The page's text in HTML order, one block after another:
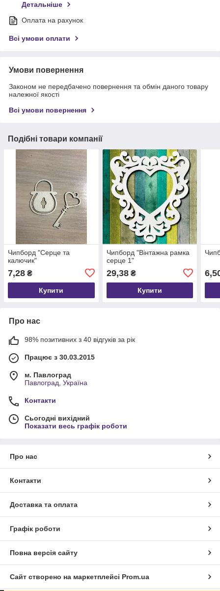
Детальніше
Оплата на рахунок
Всі умови оплати
Умови повернення
Законом не передбачено повернення та обмін даного товару
належної якості
Всі умови повернення
Подібні товари компанії
Чипборд "Серце та
калючик"
7,28 ₴
Купити
Чипборд "Вінтажна рамка
серце 1"
29,38₴
Купити
Про нас
98% позитивних з 40 відгуків за рік
Працює з 30.03.2015
м. Павлоград
Павлоград, Україна
Контакти
Сьогодні вихідний
Показати весь графік роботи
Про нас
Контакти
Доставка та оплата
Графік роботи
Повна версія сайту
Сайт створено на маркетплейсі Prom.ua